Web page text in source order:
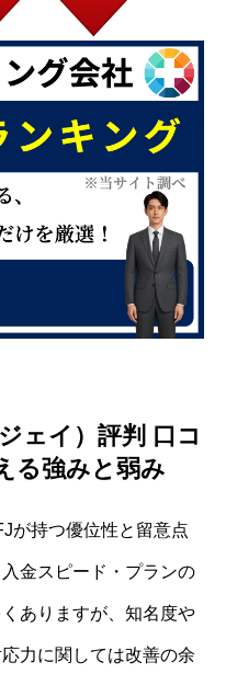
ェイ）評判 口コ
る強みと弱み
が持つ優位性と留意点
金スピード・プランの
ありますが、知名度や
力に関しては改善の余